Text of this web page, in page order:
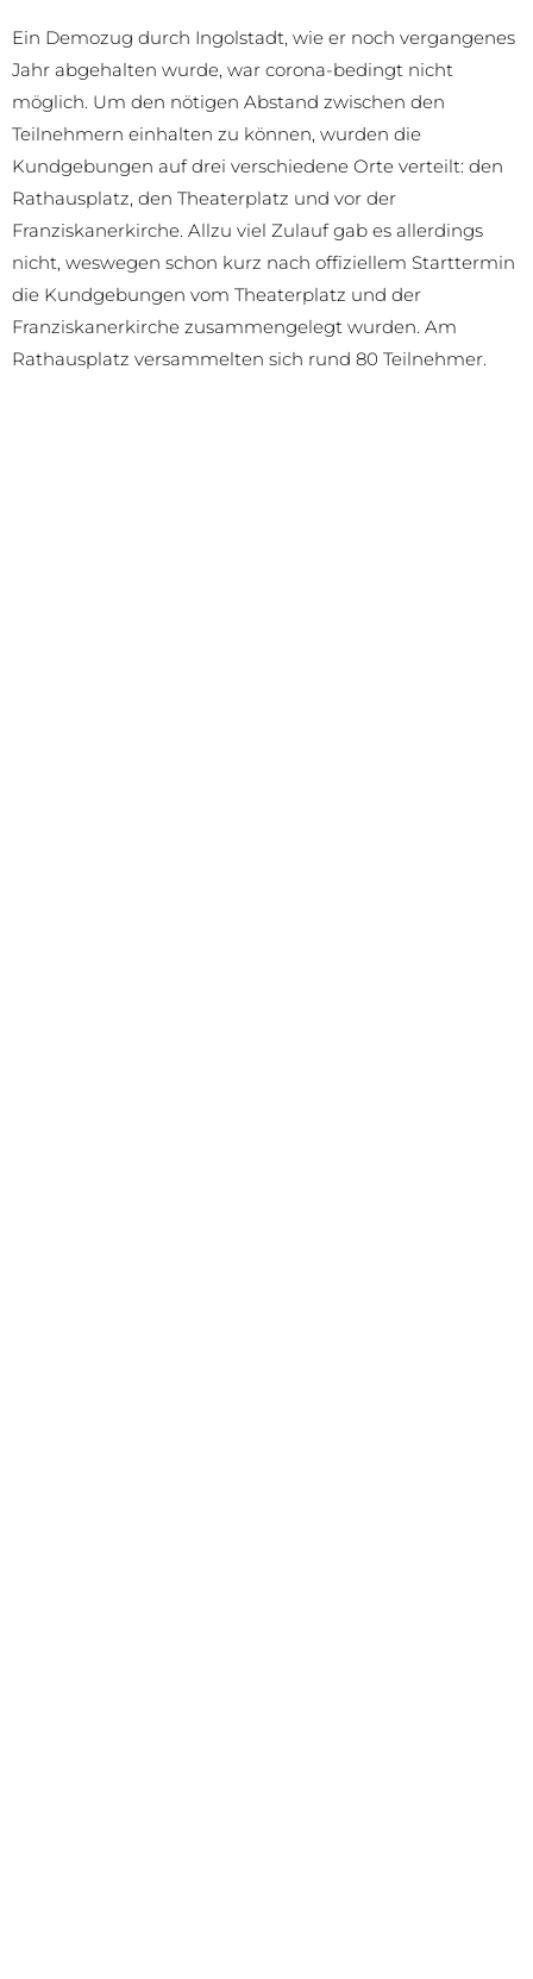
Ein Demozug durch Ingolstadt, wie er noch vergangenes
Jahr abgehalten wurde, war corona-bedingt nicht
möglich. Um den nötigen Abstand zwischen den
Teilnehmern einhalten zu können, wurden die
Kundgebungen auf drei verschiedene Orte verteilt: den
Rathausplatz, den Theaterplatz und vor der
Franziskanerkirche. Allzu viel Zulauf gab es allerdings
nicht, weswegen schon kurz nach offiziellem Starttermin
die Kundgebungen vom Theaterplatz und der
Franziskanerkirche zusammengelegt wurden. Am
Rathausplatz versammelten sich rund 80 Teilnehmer.